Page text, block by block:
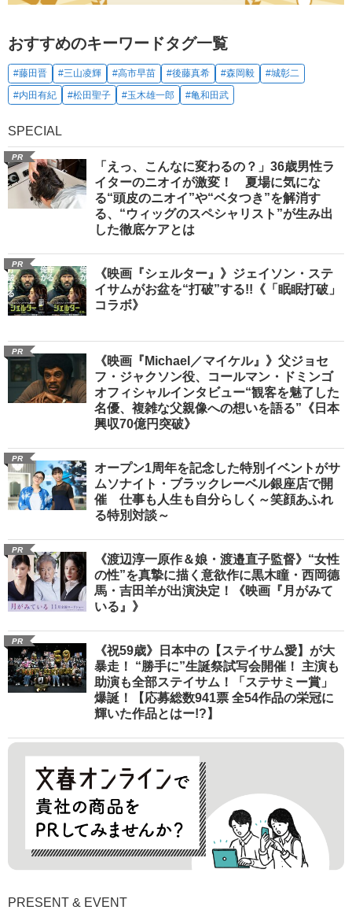
おすすめのキーワードタグ一覧
#藤田晋 #三山凌輝 #高市早苗 #後藤真希 #森岡毅
#城彰二
#内田有紀
#松田聖子 #玉木雄一郎 #亀和田武
SPECIAL
PR
「えっ、こんなに変わるの？」36歳男性ラ
イターのニオイが激変！ 夏場に気にな
る“頭皮のニオイ”や“ベタつき”を解消す
る、“ウィッグのスペシャリスト”が生み出
した徹底ケアとは
PR
《映画『シェルター』》ジェイソン・ステ
イサムがお盆を“打破”する!!《「眠眠打破」
コラボ》
PR
《映画『Michael／マイケル』》父ジョセ
フ・ジャクソン役、コールマン・ドミンゴ
オフィシャルインタビュー“観客を魅了した
名優、複雑な父親像への想いを語る”《日本
興収70億円突破》
PR
オープン1周年を記念した特別イベントがサ
ムソナイト・ブラックレーベル銀座店で開
催 仕事も人生も自分らしく～笑顔あふれ
る特別対談～
PR
《渡辺淳一原作＆娘・渡邉直子監督》“女性
の性”を真摯に描く意欲作に黒木瞳・西岡德
馬・吉田羊が出演決定！《映画『月がみて
いる』》
PR
《祝59歳》日本中の【ステイサム愛】が大
暴走！ “勝手に”生誕祭試写会開催！ 主演も
助演も全部ステイサム！「ステサミー賞」
爆誕！【応募総数941票 全54作品の栄冠に
輝いた作品とはー!?】
PRESENT & EVENT